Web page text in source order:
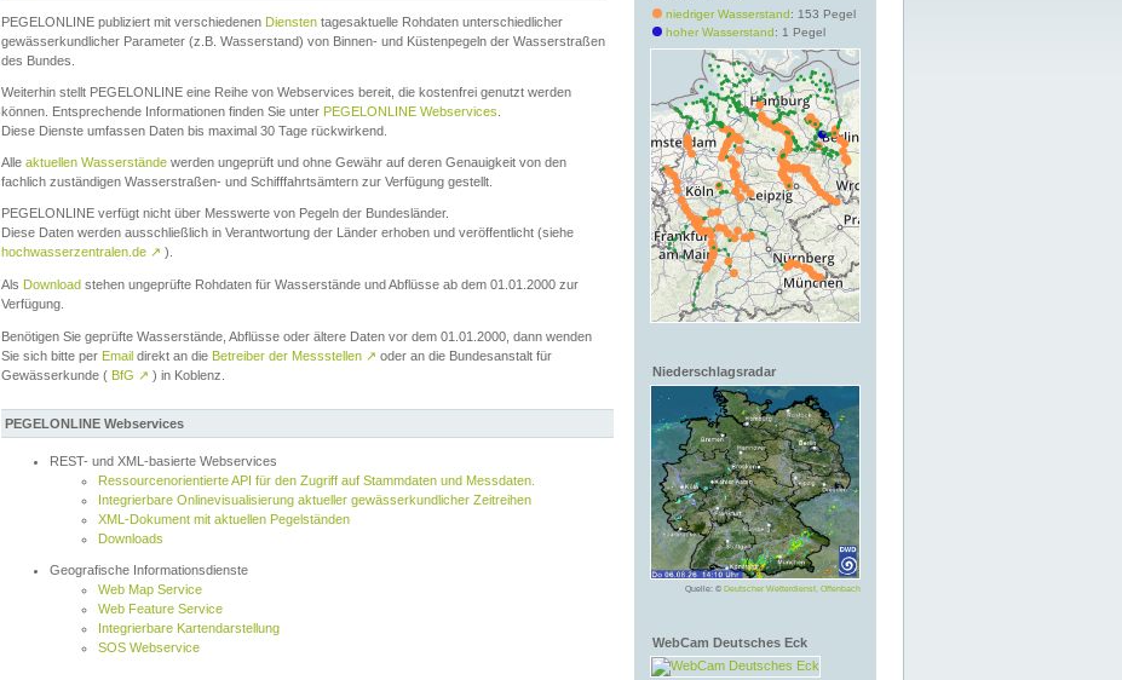
niedriger Wasserstand: 153 Pegel
hoher Wasserstand: 1 Pegel
Niederschlagsradar
Quelle: © Deutscher Wetterdienst, Offenbach
WebCam Deutsches Eck
PEGELONLINE publiziert mit verschiedenen Diensten tagesaktuelle Rohdaten unterschiedlicher
gewässerkundlicher Parameter (z.B. Wasserstand) von Binnen- und Küstenpegeln der Wasserstraßen
des Bundes.
Weiterhin stellt PEGELONLINE eine Reihe von Webservices bereit, die kostenfrei genutzt werden
können. Entsprechende Informationen finden Sie unter PEGELONLINE Webservices
Diese Dienste umfassen Daten bis maximal 30 Tage rückwirkend.
Alle aktuellen Wasserstände werden ungeprüft und ohne Gewähr auf deren Genauigkeit von den
fachlich zuständigen Wasserstraßen- und Schifffahrtsämtern zur Verfügung gestellt.
PEGELONLINE verfügt nicht über Messwerte von Pegeln der Bundesländer.
Diese Daten werden ausschließlich in Verantwortung der Länder erhoben und veröffentlicht (siehe
hochwasserzentralen.de ↗ ).
Als Download stehen ungeprüfte Rohdaten für Wasserstände und Abflüsse ab dem 01.01.2000 zur
Verfügung.
Benötigen Sie geprüfte Wasserstände, Abflüsse oder ältere Daten vor dem 01.01.2000, dann wenden
Sie sich bitte per Email direkt an die Betreiber der Messstellen ↗ oder an die Bundesanstalt für
Gewässerkunde ( BfG ↗ ) in Koblenz.
PEGELONLINE Webservices
REST- und XML-basierte Webservices
Ressourcenorientierte API für den Zugriff auf Stammdaten und Messdaten.
Integrierbare Onlinevisualisierung aktueller gewässerkundlicher Zeitreihen
XML-Dokument mit aktuellen Pegelständen
Downloads
Geografische Informationsdienste
Web Map Service
Web Feature Service
Integrierbare Kartendarstellung
SOS Webservice